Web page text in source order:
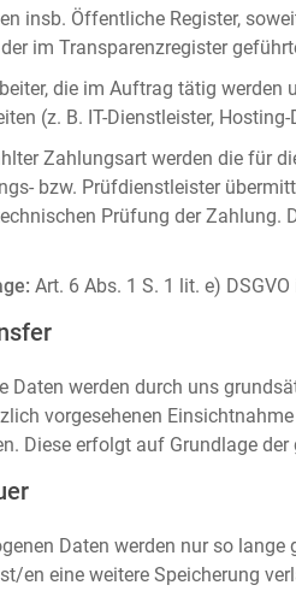
insb. Öffentliche Register,
im Transparenzregister
die im Auftrag tätig werden
(z. B. IT-Dienstleister,
Zahlungsart werden die für
bzw. Prüfdienstleister
Prüfung der
Art. 6 Abs. 1 S. 1 lit. e)
Daten werden durch uns
vorgesehenen
Diese erfolgt auf Grundlage
Daten werden nur so
en eine weitere Speicherung